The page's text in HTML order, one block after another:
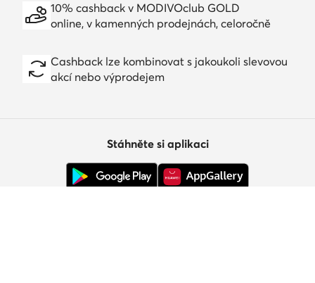
10% cashback v MODIVOclub GOLD
online, v kamenných prodejnách, celoročně
Cashback lze kombinovat s jakoukoli slevovou
akcí nebo výprodejem
Stáhněte si aplikaci